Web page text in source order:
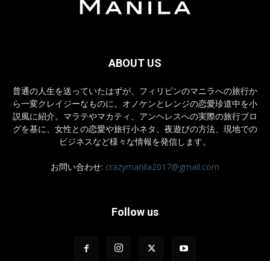
ABOUT US
普通の人生を送っていたはずが、フィリピンのマニラへの旅行か
ら一変クレイジーなものに。オノケンとレンジの恋愛珍道中を小
説風に紹介。マラテやマカティ、アンヘレスへの実際の旅行ブロ
グを基に、女性との恋愛や旅行小ネタ、夜遊びの方法、現地での
ビジネスなど様々な情報を発信します。
お問い合わせ: crazymanila2017@gmail.com
Follow us